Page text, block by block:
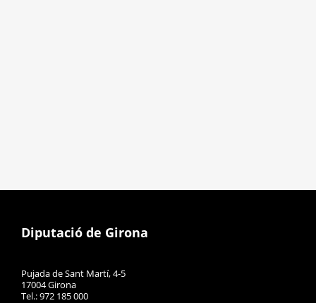
Diputació de Girona
Pujada de Sant Martí, 4-5
17004 Girona
Tel.: 972 185 000